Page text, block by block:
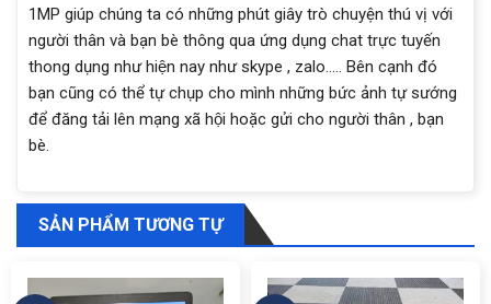
1MP giúp chúng ta có những phút giây trò chuyện thú vị với
người thân và bạn bè thông qua ứng dụng chat trực tuyến
thong dụng như hiện nay như skype , zalo….. Bên cạnh đó
bạn cũng có thể tự chụp cho mình những bức ảnh tự sướng
để đăng tải lên mạng xã hội hoặc gửi cho người thân , bạn
bè.
SẢN PHẨM TƯƠNG TỰ